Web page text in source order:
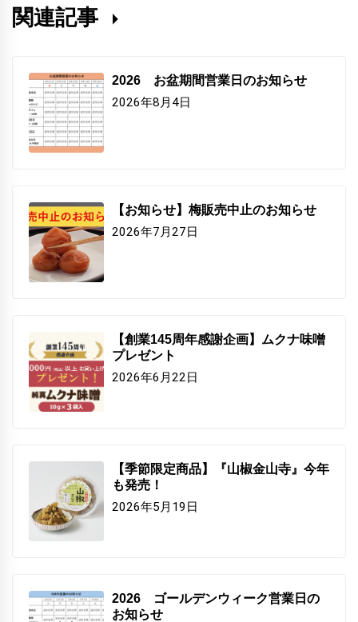
関連記事
2026 お盆期間営業日のお知らせ
2026年8月4日
【お知らせ】梅販売中止のお知らせ
2026年7月27日
【創業145周年感謝企画】ムクナ味噌
プレゼント
2026年6月22日
【季節限定商品】『山椒金山寺』今年
も発売！
2026年5月19日
2026 ゴールデンウィーク営業日の
お知らせ